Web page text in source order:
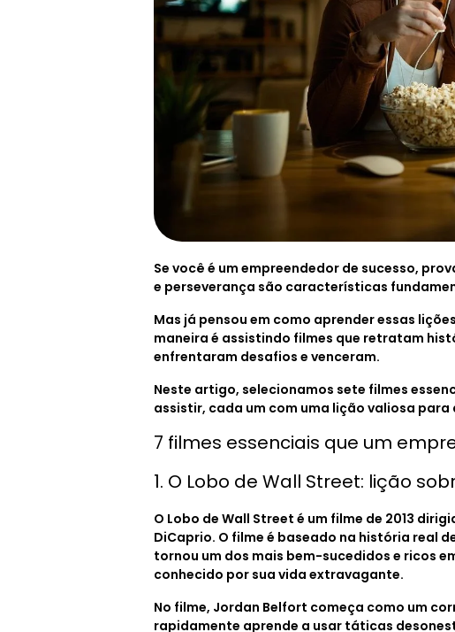
Se você é um empreendedor de sucesso,
e perseverança são características
Mas já pensou em como aprender essas
maneira é assistindo filmes que retratam
enfrentaram desafios e venceram.
Neste artigo, selecionamos sete filmes
assistir, cada um com uma lição valiosa
7 filmes essenciais que um
1. O Lobo de Wall Street: lição
O Lobo de Wall Street é um filme de 2013
DiCaprio. O filme é baseado na história real
tornou um dos mais bem-sucedidos e ricos
conhecido por sua vida extravagante.
No filme, Jordan Belfort começa como um
rapidamente aprende a usar táticas